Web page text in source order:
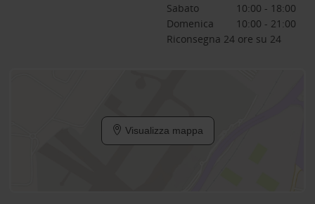
Sabato
10:00 - 18:00
Domenica
10:00 - 21:00
Riconsegna 24 ore su 24
Visualizza mappa